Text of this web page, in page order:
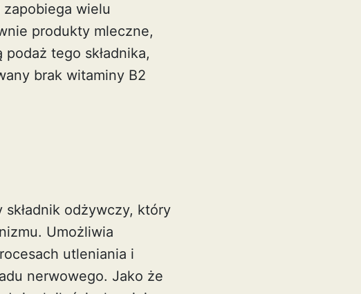
wielu
produkty mleczne,
tego składnika,
brak witaminy B2
odżywczy, który
Umożliwia
utleniania i
nerwowego. Jako że